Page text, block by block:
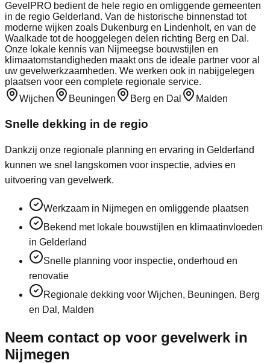
GevelPRO bedient de hele regio en omliggende gemeenten
in de regio Gelderland. Van de historische binnenstad tot
moderne wijken zoals Dukenburg en Lindenholt, en van de
Waalkade tot de hooggelegen delen richting Berg en Dal.
Onze lokale kennis van Nijmeegse bouwstijlen en
klimaatomstandigheden maakt ons de ideale partner voor al
uw gevelwerkzaamheden. We werken ook in nabijgelegen
plaatsen voor een complete regionale service.
Wijchen
Beuningen Berg en Dal Malden
Snelle dekking in de regio
Dankzij onze regionale planning en ervaring in Gelderland
kunnen we snel langskomen voor inspectie, advies en
uitvoering van gevelwerk.
Werkzaam in Nijmegen en omliggende plaatsen
Bekend met lokale bouwstijlen en klimaatinvloeden
in Gelderland
Snelle planning voor inspectie, onderhoud en
renovatie
Regionale dekking voor Wijchen, Beuningen, Berg
en Dal, Malden
Neem contact op voor gevelwerk in
Nijmegen